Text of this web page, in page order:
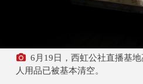
6月19日，西虹公社直播基
人用品已被基本清空。